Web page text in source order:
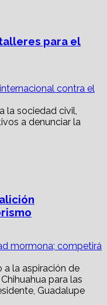
para el
contra el
mormona; competirá